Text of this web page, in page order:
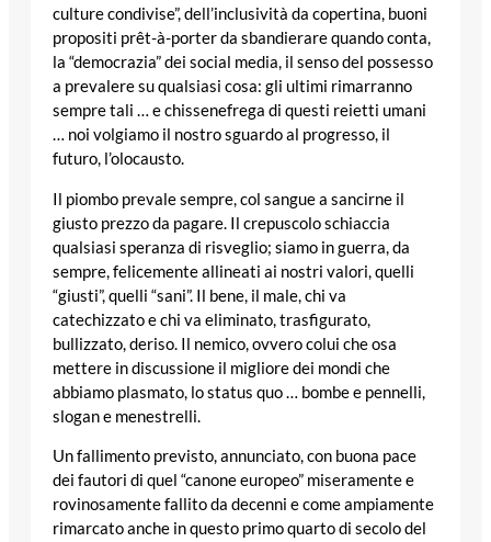
culture condivise”, dell’inclusività da copertina, buoni
propositi prêt-à-porter da sbandierare quando conta,
la “democrazia” dei social media, il senso del possesso
a prevalere su qualsiasi cosa: gli ultimi rimarranno
sempre tali … e chissenefrega di questi reietti umani
… noi volgiamo il nostro sguardo al progresso, il
futuro, l’olocausto.
Il piombo prevale sempre, col sangue a sancirne il
giusto prezzo da pagare. Il crepuscolo schiaccia
qualsiasi speranza di risveglio; siamo in guerra, da
sempre, felicemente allineati ai nostri valori, quelli
“giusti”, quelli “sani”. Il bene, il male, chi va
catechizzato e chi va eliminato, trasfigurato,
bullizzato, deriso. Il nemico, ovvero colui che osa
mettere in discussione il migliore dei mondi che
abbiamo plasmato, lo status quo … bombe e pennelli,
slogan e menestrelli.
Un fallimento previsto, annunciato, con buona pace
dei fautori di quel “canone europeo” miseramente e
rovinosamente fallito da decenni e come ampiamente
rimarcato anche in questo primo quarto di secolo del